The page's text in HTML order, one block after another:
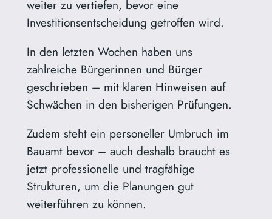
weiter zu vertiefen, bevor eine
Investitionsentscheidung getroffen wird.
In den letzten Wochen haben uns
zahlreiche Bürgerinnen und Bürger
geschrieben – mit klaren Hinweisen auf
Schwächen in den bisherigen Prüfungen.
Zudem steht ein personeller Umbruch im
Bauamt bevor – auch deshalb braucht es
jetzt professionelle und tragfähige
Strukturen, um die Planungen gut
weiterführen zu können.